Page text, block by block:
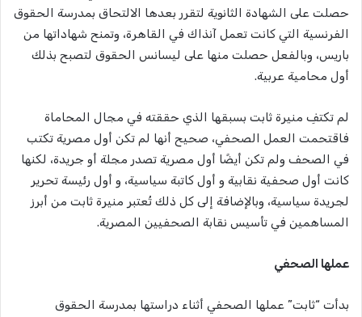
حصلت على الشهادة الثانوية لتقرر بعدها الالتحاق بمدرسة الحقوق
الفرنسية التي كانت تعمل آنذاك في القاهرة، وتمنح شهاداتها من
باريس، وبالفعل حصلت منها على ليسانس الحقوق لتصبح بذلك
أول محامية عربية.
لم تكتفِ منيرة ثابت بسبقها الذي حققته في مجال المحاماة
فاقتحمت العمل الصحفي، صحيح أنها لم تكن أول مصرية تكتب
في الصحف ولم تكن أيضًا أول مصرية تصدر مجلة أو جريدة، لكنها
كانت أول صحفية نقابية و أول كاتبة سياسية، و أول رئيسة تحرير
لجريدة سياسية، وبالإضافة إلى كل ذلك تُعتبر منيرة ثابت من أبرز
المساهمين في تأسيس نقابة الصحفيين المصرية.
عملها الصحفي
بدأت “ثابت” عملها الصحفي أثناء دراستها بمدرسة الحقوق